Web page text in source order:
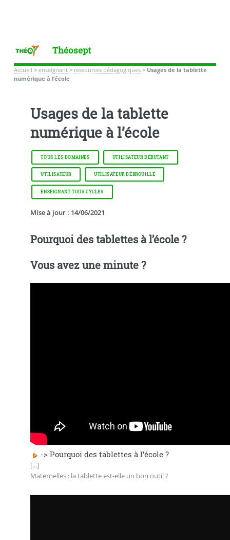
Théosept
Accueil > enseignant> ressources pédagogiques> Usages de la tablette
numérique à l’école
Usages de la tablette
numérique à l’école
TOUS LES DOMAINES UTILISATEUR DÉBUTANT
UTILISATEUR UTILISATEUR DÉBROUILLÉ
ENSEIGNANT TOUS CYCLES
Mise à jour : 14/06/2021
Pourquoi des tablettes à l’école ?
Vous avez une minute ?
-> Pourquoi des tablettes à l’école ?
[...]
Maternelles : la tablette est-elle un bon outil ?